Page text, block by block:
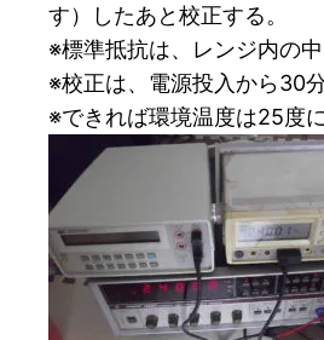
す）したあと校正する。
※標準抵抗は、レンジ内の
※校正は、電源投入から30
※できれば環境温度は25度に